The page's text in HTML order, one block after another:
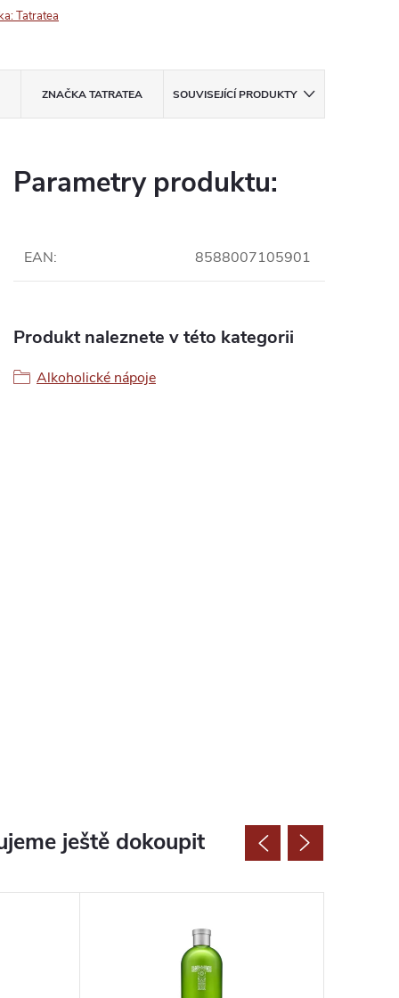
Tatratea
ZNAČKATATRATEA SOUVISEJÍCÍ PRODUKTY
Parametry produktu:
EAN: 8588007105901
Produkt naleznete v této kategorii
Alkoholické nápoje
ještě dokoupit